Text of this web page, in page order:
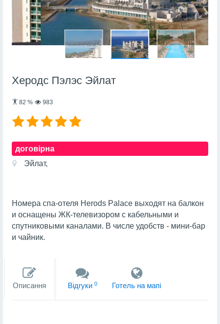
Херодс Пэлэс Эйлат
82 % 983
договірна
Эйлат,
Номера спа-отеля Herods Palace выходят на балкон
и оснащены ЖК-телевизором с кабельными и
спутниковыми каналами. В числе удобств - мини-бар
и чайник.
Описання Вiдгуки 0 Готель на мапi